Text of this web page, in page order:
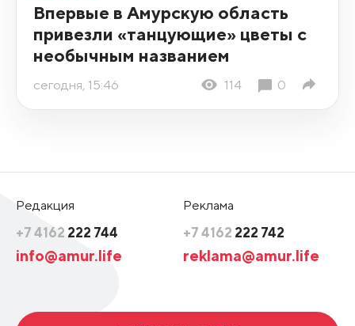
Впервые в Амурскую область
привезли «танцующие» цветы с
необычным названием
сегодня, 15:46 114 0
Редакция
+7 4162 222 744
info@amur.life
Реклама
+7 4162 222 742
reklama@amur.life